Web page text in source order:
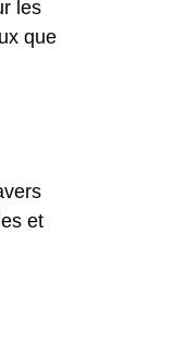
les
que
et